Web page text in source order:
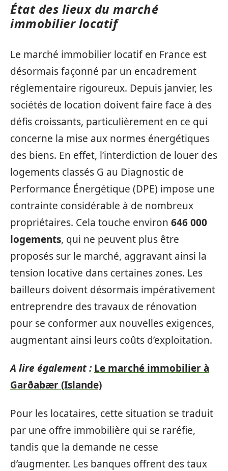
État des lieux du marché
immobilier locatif
Le marché immobilier locatif en France est
désormais façonné par un encadrement
réglementaire rigoureux. Depuis janvier, les
sociétés de location doivent faire face à des
défis croissants, particulièrement en ce qui
concerne la mise aux normes énergétiques
des biens. En effet, l’interdiction de louer des
logements classés G au Diagnostic de
Performance Énergétique (DPE) impose une
contrainte considérable à de nombreux
propriétaires. Cela touche environ 646 000
logements, qui ne peuvent plus être
proposés sur le marché, aggravant ainsi la
tension locative dans certaines zones. Les
bailleurs doivent désormais impérativement
entreprendre des travaux de rénovation
pour se conformer aux nouvelles exigences,
augmentant ainsi leurs coûts d’exploitation.
A lire également : Le marché immobilier à
Garðabær (Islande)
Pour les locataires, cette situation se traduit
par une offre immobilière qui se raréfie,
tandis que la demande ne cesse
d’augmenter. Les banques offrent des taux